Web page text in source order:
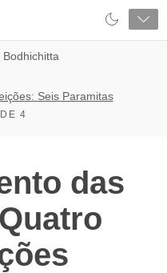
Bodhichitta
Seis Paramitas
4
das